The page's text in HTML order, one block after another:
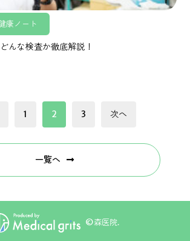
康ノート
んな検査か徹底解説！
1 2 3 次へ
一覧へ
©森医院.